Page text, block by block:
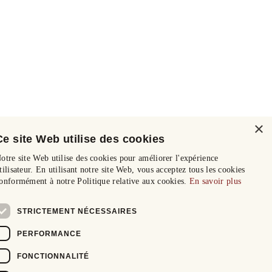
×
site Web utilise des cookies
site Web utilise des cookies pour améliorer l'expérience
En utilisant notre site Web, vous acceptez tous les cookies
à notre Politique relative aux cookies. En savoir plus
STRICTEMENT NÉCESSAIRES
PERFORMANCE
FONCTIONNALITÉ